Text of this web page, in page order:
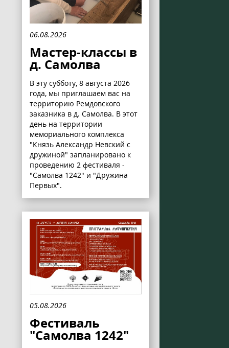
06.08.2026
Мастер-классы в
д. Самолва
В эту субботу, 8 августа 2026
года, мы приглашаем вас на
территорию Ремдовского
заказника в д. Самолва. В этот
день на территории
мемориального комплекса
"Князь Александр Невский с
дружиной" запланировано к
проведению 2 фестиваля -
"Самолва 1242" и "Дружина
Первых".
05.08.2026
Фестиваль
"Самолва 1242"